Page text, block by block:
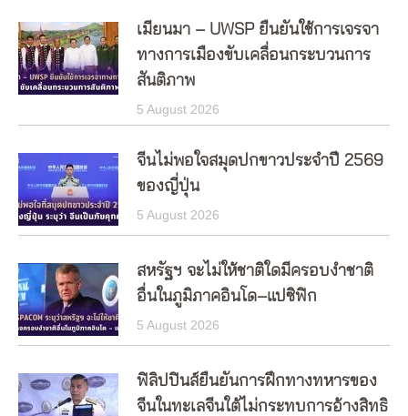
เมียนมา – UWSP ยืนยันใช้การเจรจา
ทางการเมืองขับเคลื่อนกระบวนการ
สันติภาพ
5 August 2026
จีนไม่พอใจสมุดปกขาวประจำปี 2569
ของญี่ปุ่น
5 August 2026
สหรัฐฯ จะไม่ให้ชาติใดมีครอบงำชาติ
อื่นในภูมิภาคอินโด–แปซิฟิก
5 August 2026
ฟิลิปปินส์ยืนยันการฝึกทางทหารของ
จีนในทะเลจีนใต้ไม่กระทบการอ้างสิทธิ